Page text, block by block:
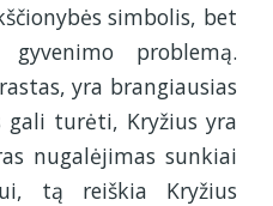
simbolis, bet
problemą.
yra brangiausias
gali turėti, Kryžius yra
nugalėjimas sunkiai
tą reiškia Kryžius